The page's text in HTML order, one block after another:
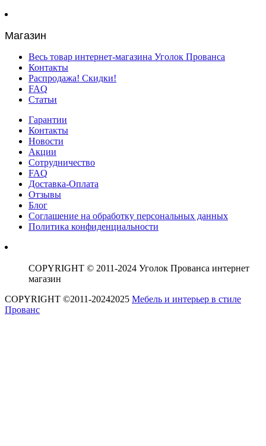
Магазин
Весь товар интернет-магазина Уголок Прованса
Контакты
Распродажа! Скидки!
FAQ
Статьи
Гарантии
Контакты
Новости
Акции
Сотрудничество
FAQ
Доставка-Оплата
Отзывы
Блог
Соглашение на обработку персональных данных
Политика конфиденциальности
COPYRIGHT © 2011-2024 Уголок Прованса интернет
магазин
COPYRIGHT ©2011-20242025 Мебель и интерьер в стиле
Прованс